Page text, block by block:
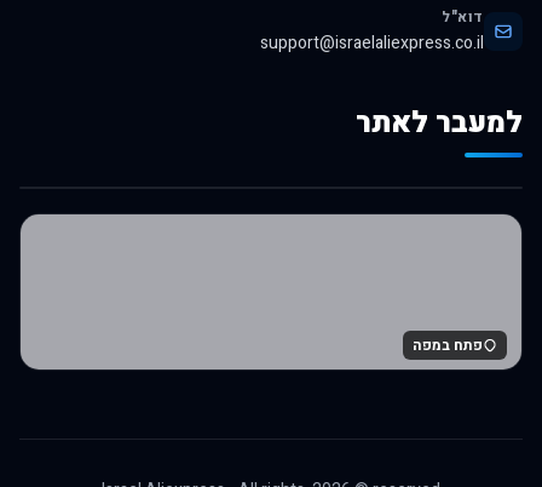
דוא"ל
support@israelaliexpress.co.il
למעבר לאתר
לרכישה באלי אקספרס
פתח במפה